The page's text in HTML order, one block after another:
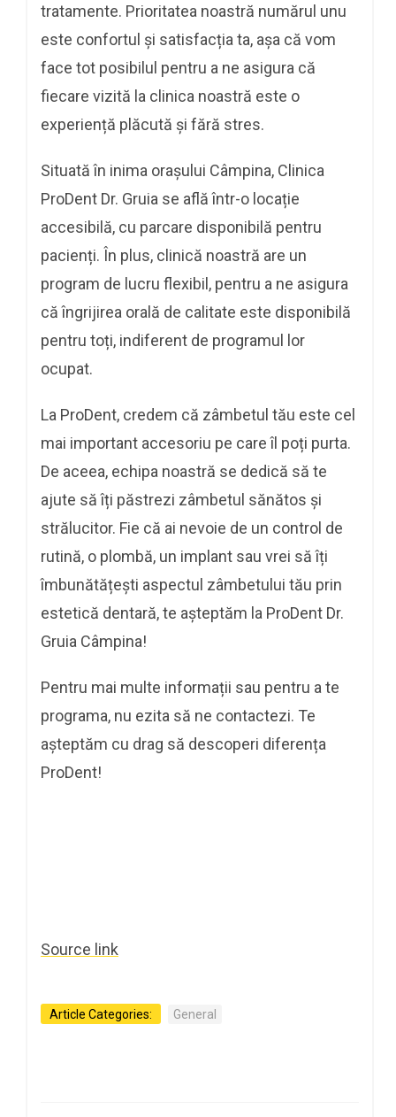
tratamente. Prioritatea noastră numărul unu
este confortul și satisfacția ta, așa că vom
face tot posibilul pentru a ne asigura că
fiecare vizită la clinica noastră este o
experiență plăcută și fără stres.
Situată în inima orașului Câmpina, Clinica
ProDent Dr. Gruia se află într-o locație
accesibilă, cu parcare disponibilă pentru
pacienți. În plus, clinică noastră are un
program de lucru flexibil, pentru a ne asigura
că îngrijirea orală de calitate este disponibilă
pentru toți, indiferent de programul lor
ocupat.
La ProDent, credem că zâmbetul tău este cel
mai important accesoriu pe care îl poți purta.
De aceea, echipa noastră se dedică să te
ajute să îți păstrezi zâmbetul sănătos și
strălucitor. Fie că ai nevoie de un control de
rutină, o plombă, un implant sau vrei să îți
îmbunătățești aspectul zâmbetului tău prin
estetică dentară, te așteptăm la ProDent Dr.
Gruia Câmpina!
Pentru mai multe informații sau pentru a te
programa, nu ezita să ne contactezi. Te
așteptăm cu drag să descoperi diferența
ProDent!
Source link
Article Categories: General